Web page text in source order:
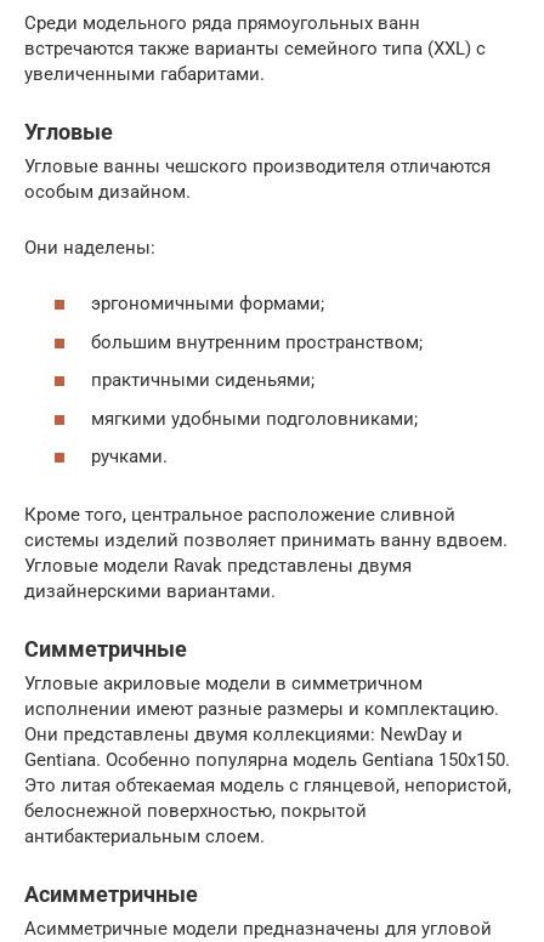
Среди модельного ряда прямоугольных ванн
встречаются также варианты семейного типа (XXL) с
увеличенными габаритами.
Угловые
Угловые ванны чешского производителя отличаются
особым дизайном.
Они наделены:
эргономичными формами;
большим внутренним пространством;
практичными сиденьями;
мягкими удобными подголовниками;
ручками.
Кроме того, центральное расположение сливной
системы изделий позволяет принимать ванну вдвоем.
Угловые модели Ravak представлены двумя
дизайнерскими вариантами.
Симметричные
Угловые акриловые модели в симметричном
исполнении имеют разные размеры и комплектацию.
Они представлены двумя коллекциями: NewDay и
Gentiana. Особенно популярна модель Gentiana 150х150.
Это литая обтекаемая модель с глянцевой, непористой,
белоснежной поверхностью, покрытой
антибактериальным слоем.
Асимметричные
Асимметричные модели предназначены для угловой